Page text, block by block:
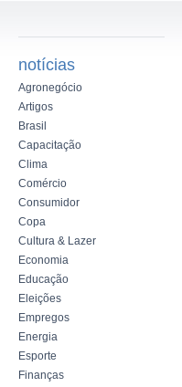
notícias
Agronegócio
Artigos
Brasil
Capacitação
Clima
Comércio
Consumidor
Copa
Cultura & Lazer
Economia
Educação
Eleições
Empregos
Energia
Esporte
Finanças